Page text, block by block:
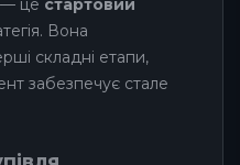
— це стартовий
Вона
складні етапи,
забезпечує стале